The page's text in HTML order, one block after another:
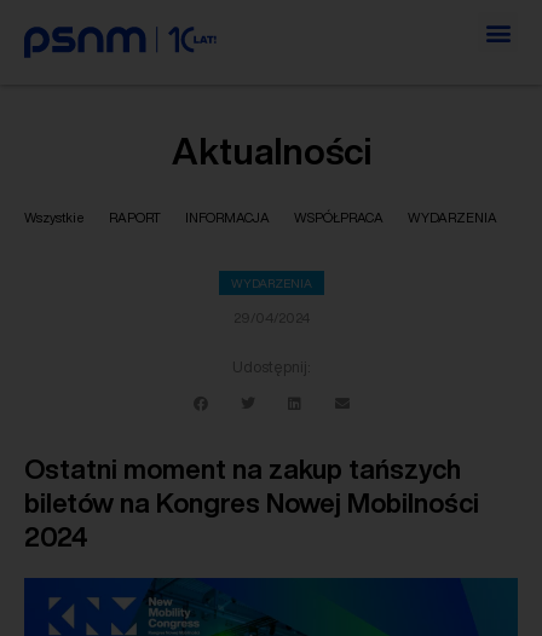
Aktualności
Wszystkie RAPORT INFORMACJA WSPÓŁPRACA WYDARZENIA
WYDARZENIA
29/04/2024
Udostępnij:
Ostatni moment na zakup tańszych
biletów na Kongres Nowej Mobilności
2024